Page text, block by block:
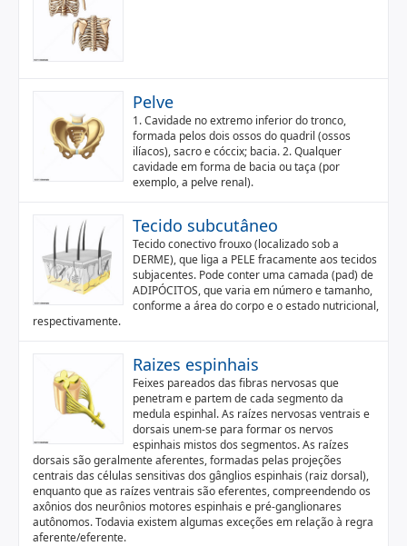
Pelve
1. Cavidade no extremo inferior do tronco,
formada pelos dois ossos do quadril (ossos
ilíacos), sacro e cóccix; bacia. 2. Qualquer
cavidade em forma de bacia ou taça (por
exemplo, a pelve renal).
Tecido subcutâneo
Tecido conectivo frouxo (localizado sob a
DERME), que liga a PELE fracamente aos tecidos
subjacentes. Pode conter uma camada (pad) de
ADIPÓCITOS, que varia em número e tamanho,
conforme a área do corpo e o estado nutricional,
respectivamente.
Raizes espinhais
Feixes pareados das fibras nervosas que
penetram e partem de cada segmento da
medula espinhal. As raízes nervosas ventrais e
dorsais unem-se para formar os nervos
espinhais mistos dos segmentos. As raízes
dorsais são geralmente aferentes, formadas pelas projeções
centrais das células sensitivas dos gânglios espinhais (raiz dorsal),
enquanto que as raízes ventrais são eferentes, compreendendo os
axônios dos neurônios motores espinhais e pré-ganglionares
autônomos. Todavia existem algumas exceções em relação à regra
aferente/eferente.